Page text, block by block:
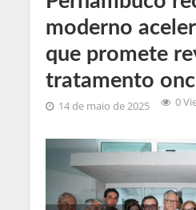
moderno
que promete
tratamento
14 de maio de 2025 0